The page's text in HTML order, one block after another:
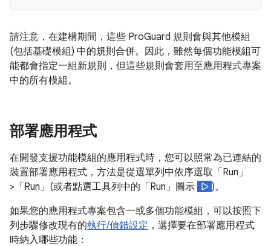
請注意，在建構期間，這些 ProGuard 規則會與其他模組
(包括基礎模組) 中的規則合併。因此，雖然每個功能模組可
能都會指定一組新規則，但這些規則會套用至應用程式專案
中的所有模組。
部署應用程式
在開發支援功能模組的應用程式時，您可以照常為已連結的
裝置部署應用程式，方法是從選單列中依序選取「Run」
>「Run」 (或者點選工具列中的「Run」圖示
)。
如果您的應用程式專案包含一或多個功能模組，可以按照下
列步驟修改現有的執行/偵錯設定 ，選擇要在部署應用程式
時納入哪些功能：